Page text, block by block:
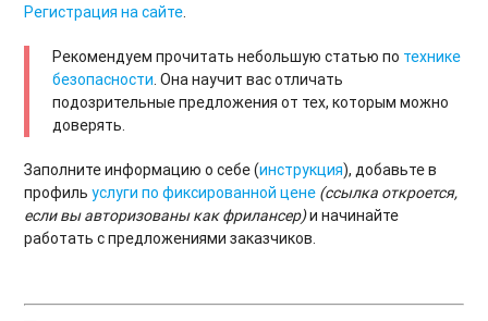
Регистрация на сайте.
Рекомендуем прочитать небольшую статью по технике
безопасности. Она научит вас отличать
подозрительные предложения от тех, которым можно
доверять.
Заполните информацию о себе (инструкция), добавьте в
профильуслуги по фиксированной цене (ссылка откроется,
если вы авторизованы как фрилансер)и начинайте
работать с предложениями заказчиков.